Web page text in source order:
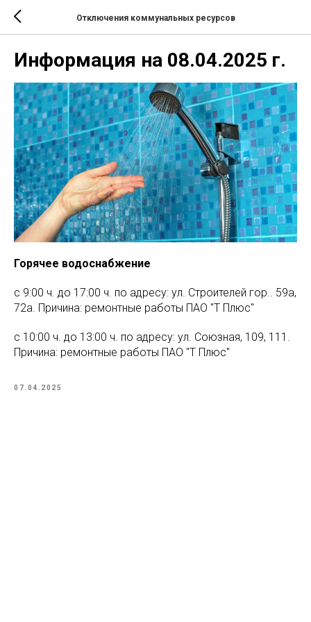
Отключения коммунальных ресурсов
Информация на 08.04.2025 г.
Горячее водоснабжение
с 9:00 ч. до 17:00 ч. по адресу: ул. Строителей гор.. 59а,
72а. Причина: ремонтные работы ПАО "Т Плюс"
с 10:00 ч. до 13:00 ч. по адресу: ул. Союзная, 109, 111.
Причина: ремонтные работы ПАО "Т Плюс"
07.04.2025